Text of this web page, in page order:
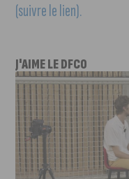
(suivre le lien).
J'AIME LE DFCO